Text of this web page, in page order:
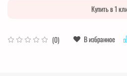
(0) В избранное
Купить в 1